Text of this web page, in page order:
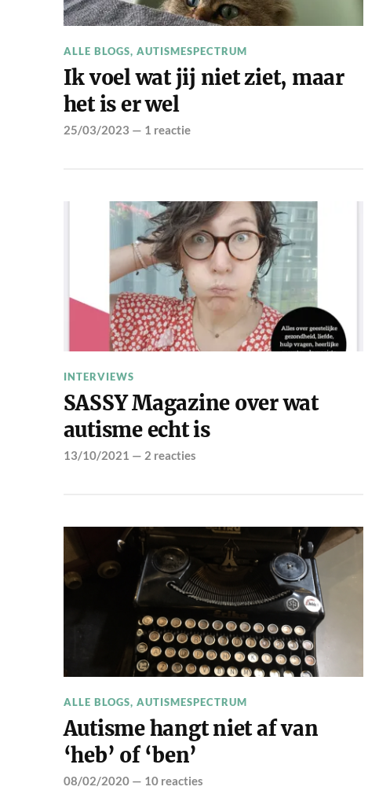
ALLE BLOGS, AUTISMESPECTRUM
Ik voel wat jij niet ziet, maar
het is er wel
25/03/2023 — 1 reactie
INTERVIEWS
SASSY Magazine over wat
autisme echt is
13/10/2021 — 2 reacties
ALLE BLOGS, AUTISMESPECTRUM
Autisme hangt niet af van
‘heb’ of ‘ben’
08/02/2020— 10 reacties